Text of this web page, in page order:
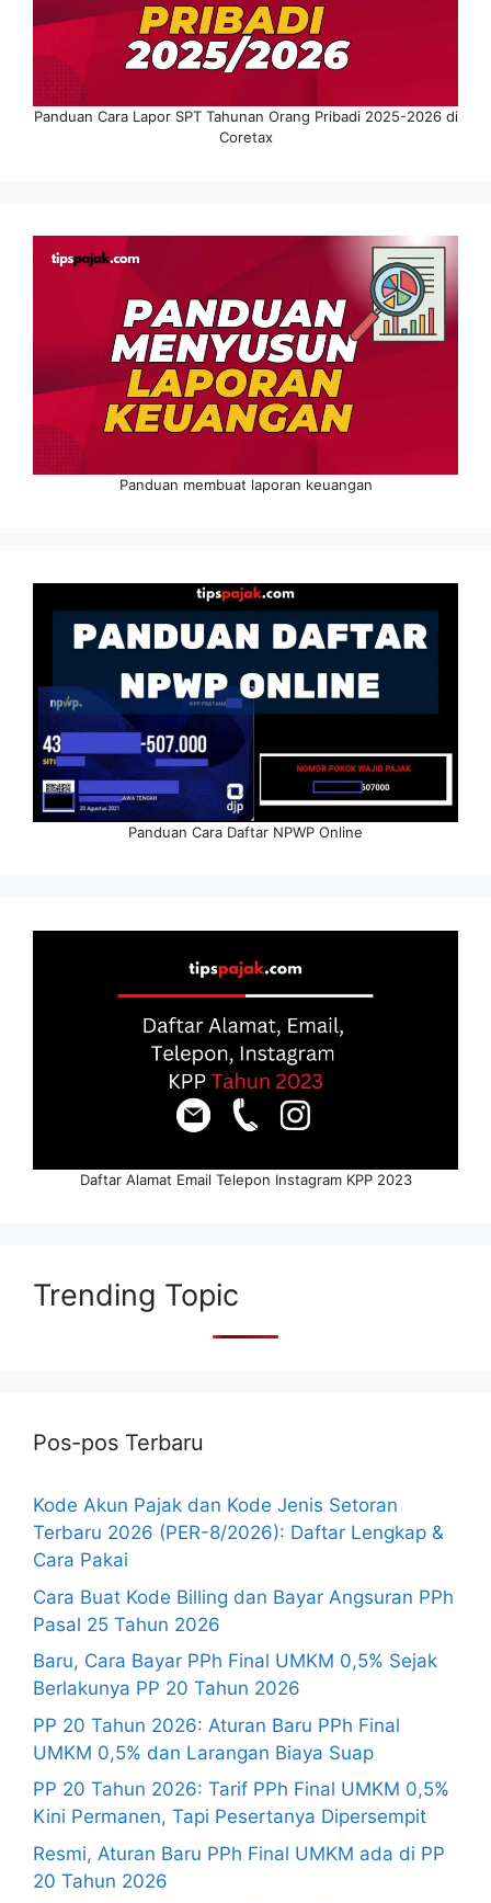
Panduan Cara Lapor SPT Tahunan Orang Pribadi 2025-2026 di
Coretax
Panduan membuat laporan keuangan
Panduan Cara Daftar NPWP Online
Daftar Alamat Email Telepon Instagram KPP 2023
Trending Topic
Pos-pos Terbaru
Kode Akun Pajak dan Kode Jenis Setoran
Terbaru 2026 (PER-8/2026): Daftar Lengkap &
Cara Pakai
Cara Buat Kode Billing dan Bayar Angsuran PPh
Pasal 25 Tahun 2026
Baru, Cara Bayar PPh Final UMKM 0,5% Sejak
Berlakunya PP 20 Tahun 2026
PP 20 Tahun 2026: Aturan Baru PPh Final
UMKM 0,5% dan Larangan Biaya Suap
PP 20 Tahun 2026: Tarif PPh Final UMKM 0,5%
Kini Permanen, Tapi Pesertanya Dipersempit
Resmi, Aturan Baru PPh Final UMKM ada di PP
20 Tahun 2026